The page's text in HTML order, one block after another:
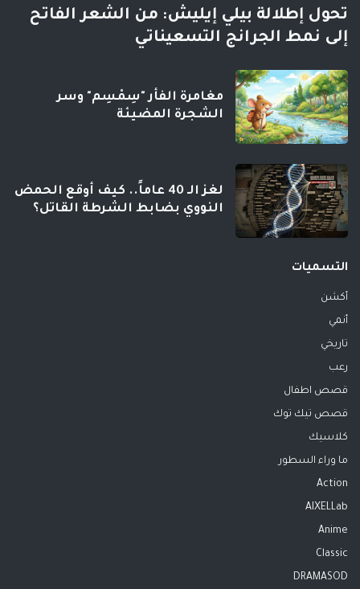
تحول إطلالة بيلي إيليش: من الشعر الفاتح
إلى نمط الجرانج التسعيناتي
مغامرة الفأر "سِمْسِم" وسر
الشجرة المضيئة
لغز الـ 40 عاماً.. كيف أوقع الحمض
النووي بضابط الشرطة القاتل؟
التسميات
أكشن
أنمي
تاريخي
رعب
قصص اطفال
قصص تيك توك
كلاسيك
ما وراء السطور
Action
AIXELLab
Anime
Classic
DRAMASOD